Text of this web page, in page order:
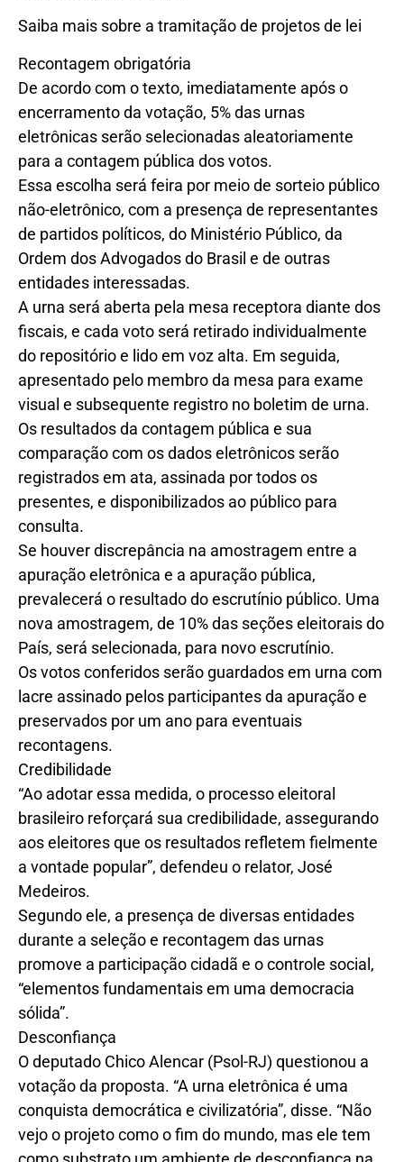
Saiba mais sobre a tramitação de projetos de lei
Recontagem obrigatória
De acordo com o texto, imediatamente após o
encerramento da votação, 5% das urnas
eletrônicas serão selecionadas aleatoriamente
para a contagem pública dos votos.
Essa escolha será feira por meio de sorteio público
não-eletrônico, com a presença de representantes
de partidos políticos, do Ministério Público, da
Ordem dos Advogados do Brasil e de outras
entidades interessadas.
A urna será aberta pela mesa receptora diante dos
fiscais, e cada voto será retirado individualmente
do repositório e lido em voz alta. Em seguida,
apresentado pelo membro da mesa para exame
visual e subsequente registro no boletim de urna.
Os resultados da contagem pública e sua
comparação com os dados eletrônicos serão
registrados em ata, assinada por todos os
presentes, e disponibilizados ao público para
consulta.
Se houver discrepância na amostragem entre a
apuração eletrônica e a apuração pública,
prevalecerá o resultado do escrutínio público. Uma
nova amostragem, de 10% das seções eleitorais do
País, será selecionada, para novo escrutínio.
Os votos conferidos serão guardados em urna com
lacre assinado pelos participantes da apuração e
preservados por um ano para eventuais
recontagens.
Credibilidade
“Ao adotar essa medida, o processo eleitoral
brasileiro reforçará sua credibilidade, assegurando
aos eleitores que os resultados refletem fielmente
a vontade popular”, defendeu o relator, José
Medeiros.
Segundo ele, a presença de diversas entidades
durante a seleção e recontagem das urnas
promove a participação cidadã e o controle social,
“elementos fundamentais em uma democracia
sólida”.
Desconfiança
O deputado Chico Alencar (Psol-RJ) questionou a
votação da proposta. “A urna eletrônica é uma
conquista democrática e civilizatória”, disse. “Não
vejo o projeto como o fim do mundo, mas ele tem